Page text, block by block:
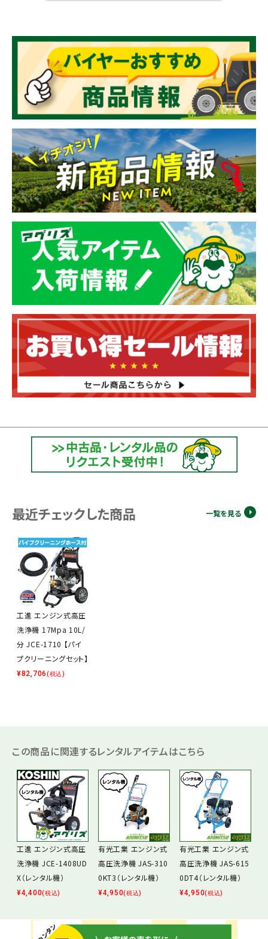
最近チェックした商品 一覧を見る
工進 エンジン式高圧
洗浄機 17Mpa 10L/
分 JCE-1710 【パイ
プクリーニングセット】
¥82,706(税込)
この商品に関連するレンタルアイテムはこちら
工進 エンジン式高圧
洗浄機 JCE-1408UD
X（レンタル機）
¥4,400(税込)
有光工業 エンジン式
高圧洗浄機 JAS-310
0KT3（レンタル機）
¥4,950(税込)
有光工業 エンジン式
高圧洗浄機 JAS-615
0DT4（レンタル機）
¥4,950(税込)